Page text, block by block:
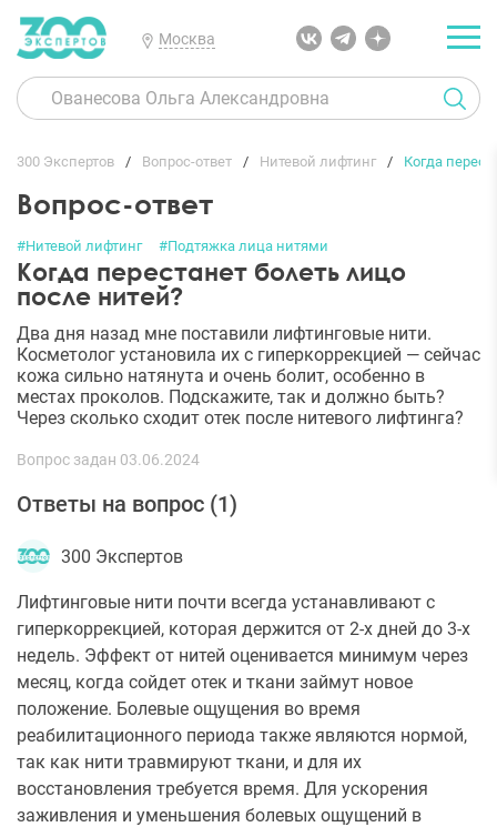
Москва
300 Экспертов Вопрос-ответ Нитевой лифтинг Когда
Вопрос-ответ
#Нитевой лифтинг #Подтяжка лица нитями
Когда перестанет болеть лицо
после нитей?
Два дня назад мне поставили лифтинговые нити.
Косметолог установила их с гиперкоррекцией — сейчас
кожа сильно натянута и очень болит, особенно в
местах проколов. Подскажите, так и должно быть?
Через сколько сходит отек после нитевого лифтинга?
Вопрос задан 03.06.2024
Ответы на вопрос (1)
300 Экспертов
Лифтинговые нити почти всегда устанавливают с
гиперкоррекцией, которая держится от 2-х дней до 3-х
недель. Эффект от нитей оценивается минимум через
месяц, когда сойдет отек и ткани займут новое
положение. Болевые ощущения во время
реабилитационного периода также являются нормой,
так как нити травмируют ткани, и для их
восстановления требуется время. Для ускорения
заживления и уменьшения болевых ощущений в